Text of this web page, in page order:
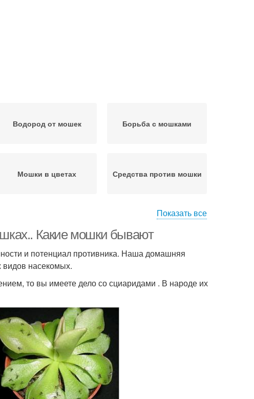
Водород от мошек Борьба с мошками
Мошки в цветах Средства против мошки
Мошка в цветочных
горшках
Мошка в комнатных
растениях
Мошка на комнатных
цветах
Показать все
Какие мошки бывают
и потенциал противника. Наша домашняя
видов насекомых.
то вы имеете дело со сциаридами . В народе их